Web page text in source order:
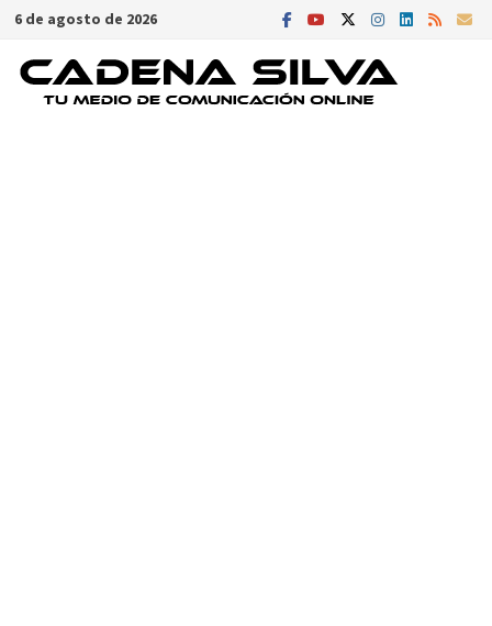
Saltar
contenido
6 de agosto de 2026